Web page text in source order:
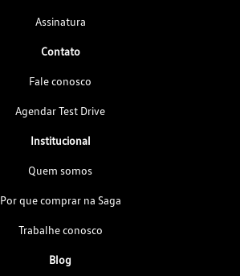
Assinatura
Contato
Fale conosco
Agendar Test Drive
Institucional
Quem somos
Por que comprar na Saga
Trabalhe conosco
Blog